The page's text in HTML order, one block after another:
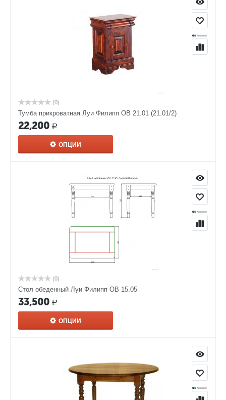
(0)
Тумба прикроватная Луи Филипп ОВ 21.01 (21.01/2)
22,200 Р
ОПЦИИ
(0)
Стол обеденный Луи Филипп ОВ 15.05
33,500 Р
ОПЦИИ